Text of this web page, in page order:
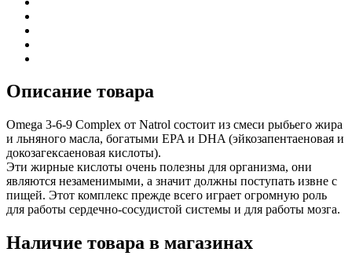
Описание товара
Omega 3-6-9 Complex от Natrol состоит из смеси рыбьего жира
и льняного масла, богатыми EPA и DHA (эйкозапентаеновая и
докозагексаеновая кислоты).
Эти жирные кислоты очень полезны для организма, они
являются незаменимыми, а значит должны поступать извне с
пищей. Этот комплекс прежде всего играет огромную роль
для работы сердечно-сосудистой системы и для работы мозга.
Наличие товара в магазинах